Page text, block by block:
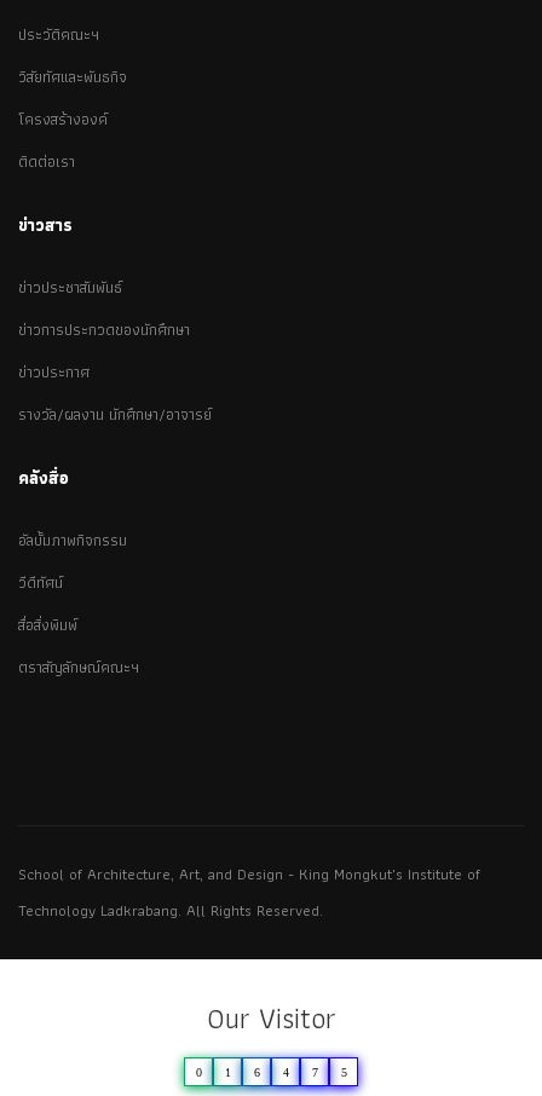
ประวัติคณะฯ
วิสัยทัศและพันธกิจ
โครงสร้างองค์
ติดต่อเรา
ข่าวสาร
ข่าวประชาสัมพันธ์
ข่าวการประกวดของนักศึกษา
ข่าวประกาศ
รางวัล/ผลงาน นักศึกษา/อาจารย์
คลังสื่อ
อัลบั้มภาพกิจกรรม
วีดีทัศน์
สื่อสิ่งพิมพ์
ตราสัญลักษณ์คณะฯ
School of Architecture, Art, and Design - King Mongkut's Institute of
Technology Ladkrabang. All Rights Reserved.
Our Visitor
0 1 6 4 7 5